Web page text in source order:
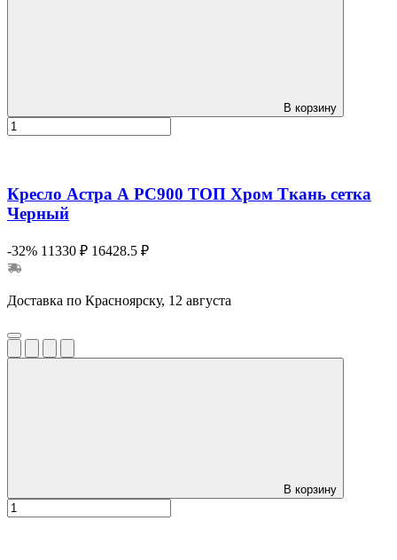
В корзину
Кресло Астра А РС900 ТОП Хром Ткань сетка
Черный
-32% 11330 ₽ 16428.5 ₽
Доставка по Красноярску, 12 августа
В корзину